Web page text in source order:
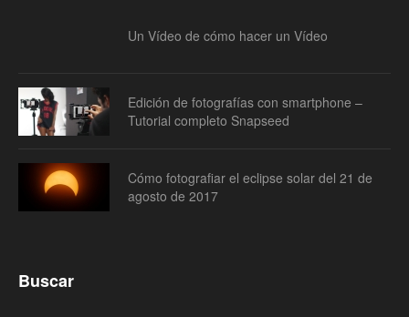
Un Vídeo de cómo hacer un Vídeo
Edición de fotografías con smartphone –
Tutorial completo Snapseed
Cómo fotografiar el eclipse solar del 21 de
agosto de 2017
Buscar